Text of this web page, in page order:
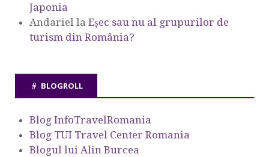
Japonia
Andariel la Eşec sau nu al grupurilor de
turism din România?
BLOGROLL
Blog InfoTravelRomania
Blog TUI Travel Center Romania
Blogul lui Alin Burcea